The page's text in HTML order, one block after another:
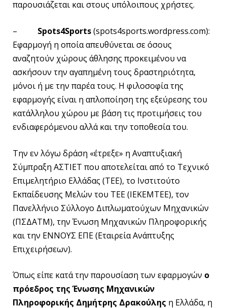
παρουσιάζεται και στους υπόλοιπους χρήστες.
– Spots4Sports(spots4sports.wordpress.com):
Εφαρμογή η οποία απευθύνεται σε όσους
αναζητούν χώρους άθλησης προκειμένου να
ασκήσουν την αγαπημένη τους δραστηριότητα,
μόνοι ή με την παρέα τους. Η φιλοσοφία της
εφαρμογής είναι η απλοποίηση της εξεύρεσης του
κατάλληλου χώρου με βάση τις προτιμήσεις του
ενδιαφερόμενου αλλά και την τοποθεσία του.
Την εν λόγω δράση «έτρεξε» η Αναπτυξιακή
Σύμπραξη ΑΣΤΙΕΤ που αποτελείται από το Τεχνικό
Επιμελητήριο Ελλάδας (ΤΕΕ), το Ινστιτούτο
Εκπαίδευσης Μελών του ΤΕΕ (ΙΕΚΕΜΤΕΕ), τον
Πανελλήνιο Σύλλογο Διπλωματούχων Μηχανικών
(ΠΣΔΑΤΜ), την Ένωση Μηχανικών Πληροφορικής
και την ΕΝΝΟΥΣ ΕΠΕ (Εταιρεία Ανάπτυξης
Επιχειρήσεων).
Όπως είπε κατά την παρουσίαση των εφαρμογών ο
πρόεδρος της Ένωσης Μηχανικών
Πληροφορικής Δημήτρης Δρακούλης η Ελλάδα, η